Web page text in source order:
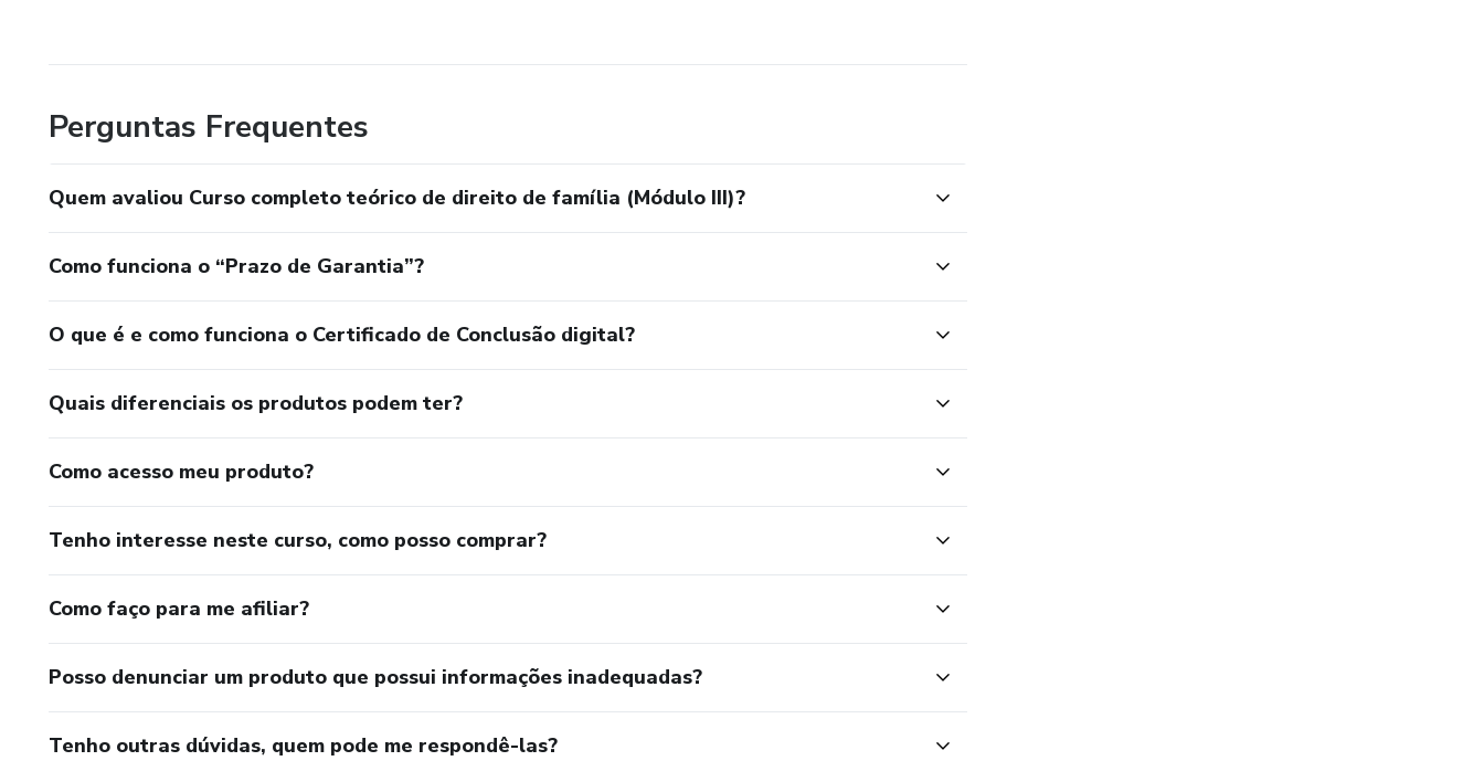
Perguntas Frequentes
Quem avaliou Curso completo teórico de direito de família (Módulo III)?
Como funciona o “Prazo de Garantia”?
O que é e como funciona o Certificado de Conclusão digital?
Quais diferenciais os produtos podem ter?
Como acesso meu produto?
Tenho interesse neste curso, como posso comprar?
Como faço para me afiliar?
Posso denunciar um produto que possui informações inadequadas?
Tenho outras dúvidas, quem pode me respondê-las?